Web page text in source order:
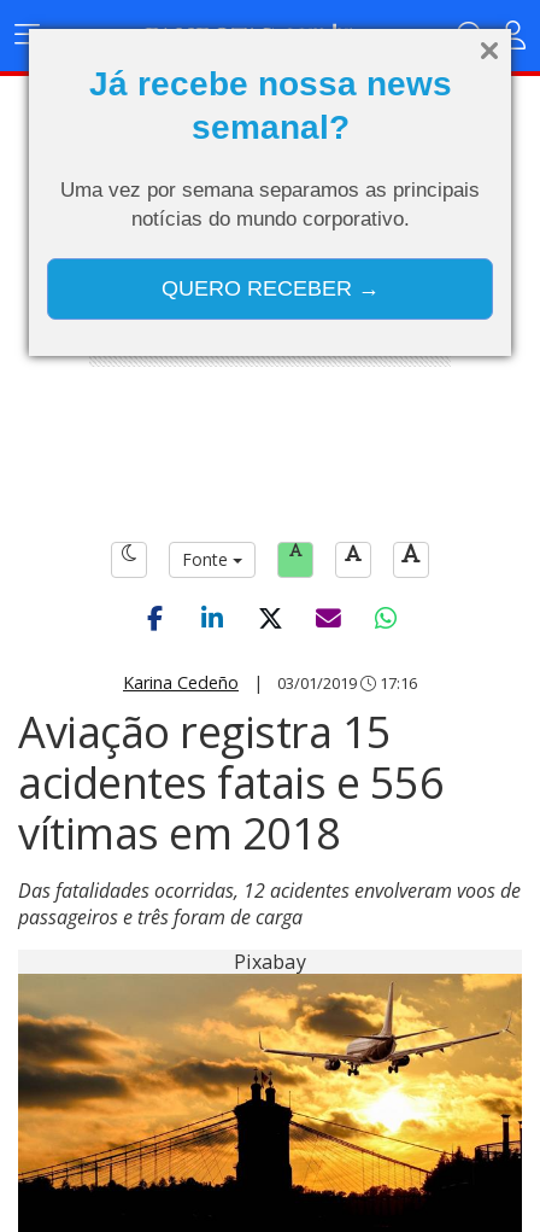
Já recebe nossa news
semanal?
Uma vez por semana separamos as principais
notícias do mundo corporativo.
QUERO RECEBER →
Menu
Principal
AVIAÇÃO
Fonte
Karina Cedeño | 03/01/2019 17:16
Aviação registra 15
acidentes fatais e 556
vítimas em 2018
Das fatalidades ocorridas, 12 acidentes envolveram voos de
passageiros e três foram de carga
Pixabay